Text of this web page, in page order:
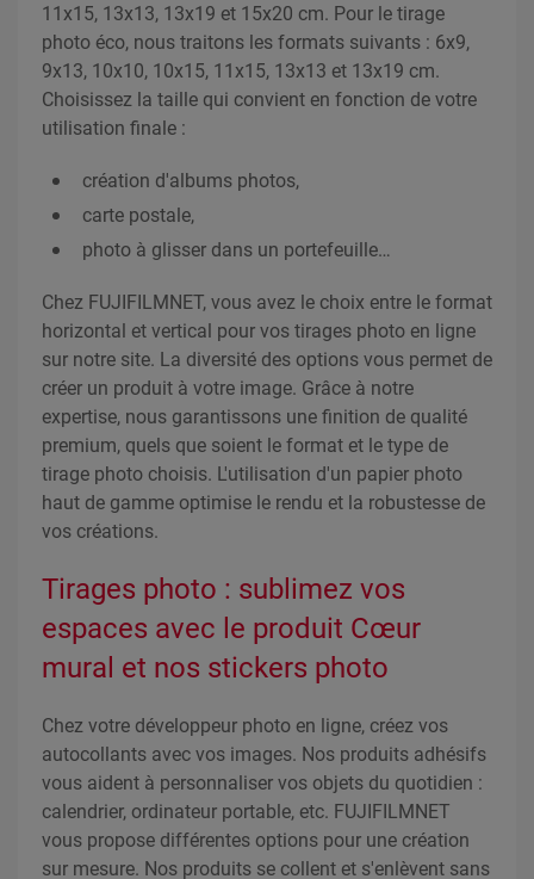
11x15, 13x13, 13x19 et 15x20 cm. Pour le tirage
photo éco, nous traitons les formats suivants : 6x9,
9x13, 10x10, 10x15, 11x15, 13x13 et 13x19 cm.
Choisissez la taille qui convient en fonction de votre
utilisation finale :
création d'albums photos,
carte postale,
photo à glisser dans un portefeuille…
Chez FUJIFILMNET, vous avez le choix entre le format
horizontal et vertical pour vos tirages photo en ligne
sur notre site. La diversité des options vous permet de
créer un produit à votre image. Grâce à notre
expertise, nous garantissons une finition de qualité
premium, quels que soient le format et le type de
tirage photo choisis. L'utilisation d'un papier photo
haut de gamme optimise le rendu et la robustesse de
vos créations.
Tirages photo : sublimez vos
espaces avec le produit Cœur
mural et nos stickers photo
Chez votre développeur photo en ligne, créez vos
autocollants avec vos images. Nos produits adhésifs
vous aident à personnaliser vos objets du quotidien :
calendrier, ordinateur portable, etc. FUJIFILMNET
vous propose différentes options pour une création
sur mesure. Nos produits se collent et s'enlèvent sans